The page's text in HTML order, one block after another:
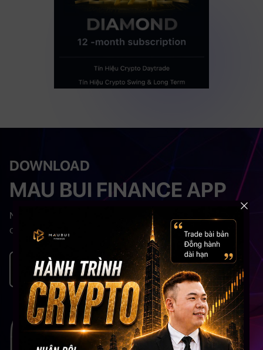
DOWNLOAD
MAU BUI FINANCE APP
Nơi tiếp cận đầu tư bài bản nhất USA dành
cho người Việt.
Khóa học
online